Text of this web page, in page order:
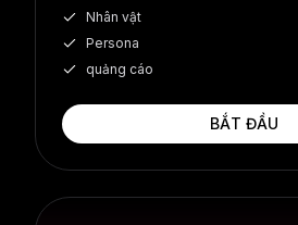
Nhân vật
Persona
quảng cáo
BẮT ĐẦU